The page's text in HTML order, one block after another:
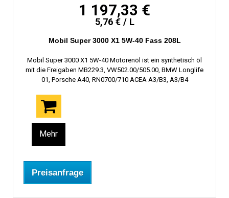
1 197,33 €
5,76 € / L
Mobil Super 3000 X1 5W-40 Fass 208L
Mobil Super 3000 X1 5W-40 Motorenöl ist ein synthetisch öl
mit die Freigaben MB229.3, VW502.00/505.00, BMW Longlife
01, Porsche A40, RN0700/710 ACEA A3/B3, A3/B4
Mehr
Preisanfrage